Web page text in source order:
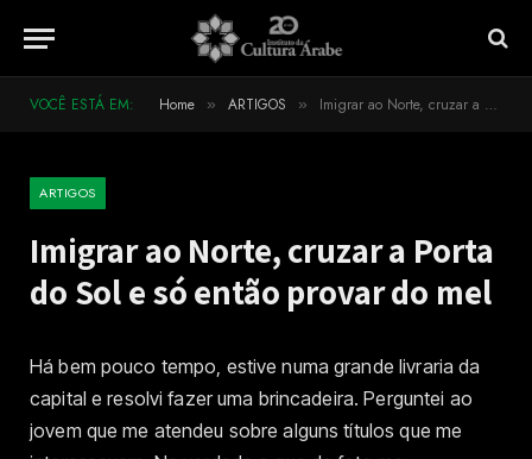
VOCÊ ESTÁ EM: Home » ARTIGOS » Imigrar ao Norte, cruzar a Porta do Sol e só então provar do mel
ARTIGOS
Imigrar ao Norte, cruzar a Porta
do Sol e só então provar do mel
Há bem pouco tempo, estive numa grande livraria da
capital e resolvi fazer uma brincadeira. Perguntei ao
jovem que me atendeu sobre alguns títulos que me